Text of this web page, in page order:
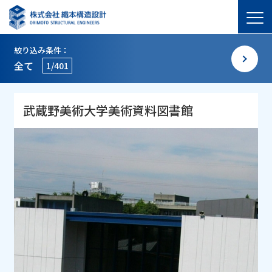
絞り込み条件：
全て 1/401
武蔵野美術大学美術資料図書館